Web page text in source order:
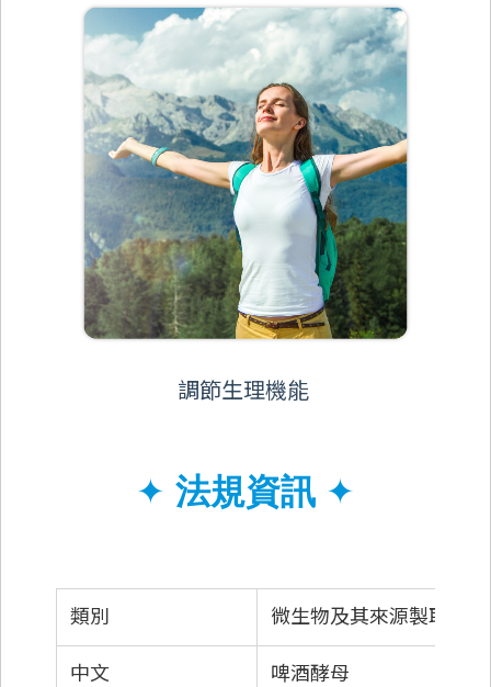
調節生理機能
✦ 法規資訊 ✦
類別 微生物及其來源製取之
中文 啤酒酵母